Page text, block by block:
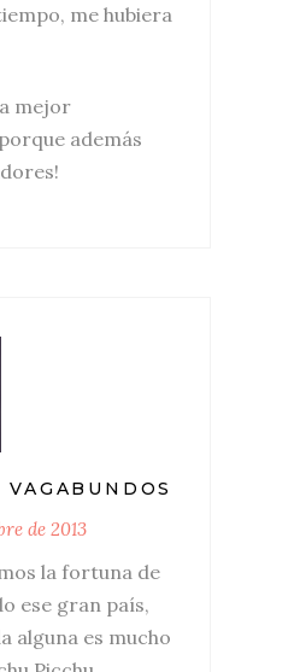
me hubiera
mejor
además
de 2013
la fortuna de
ese gran país,
alguna es mucho